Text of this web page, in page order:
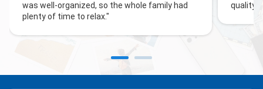
was well-organized, so the whole family had
plenty of time to relax."
quality